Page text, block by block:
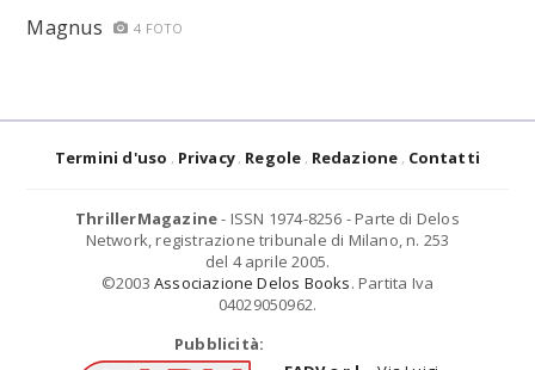
Magnus 4 FOTO
Termini d'uso Privacy Regole Redazione Contatti
ThrillerMagazine- ISSN 1974-8256 - Parte di Delos
Network, registrazione tribunale di Milano, n. 253
del 4 aprile 2005.
©2003 Associazione Delos Books. Partita Iva
04029050962.
Pubblicità: